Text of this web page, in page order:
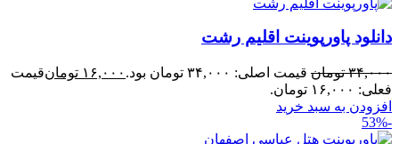
دانلود پاورپوینت اقلیم رشت
۳۴,۰۰۰ تومان قیمت اصلی: ۳۴,۰۰۰ تومان بود. ۱۶,۰۰۰ تومانقیمت
فعلی: ۱۶,۰۰۰ تومان.
افزودن به سبد خرید
-53%